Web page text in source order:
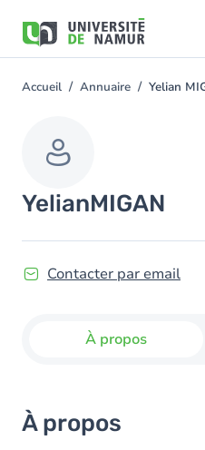
contenu
You
Accueil Annuaire Yelian
YelianMIGAN
Contacter par email
À propos
À propos